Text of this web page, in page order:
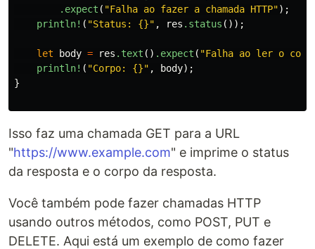
.expect ( "Falha ao fazer a chamada HTTP");
println! ( "Status: {}" , res .status ());
let body = res .text () .expect ( "Falha ao ler o
println! ( "Corpo: {}" , body);
}
Isso faz uma chamada GET para a URL
"https://www.example.com" e imprime o status
da resposta e o corpo da resposta.
Você também pode fazer chamadas HTTP
usando outros métodos, como POST, PUT e
DELETE. Aqui está um exemplo de como fazer